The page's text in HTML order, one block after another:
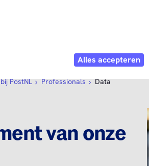
PostNL als werkgever
PostNL Professionals Data
van onze